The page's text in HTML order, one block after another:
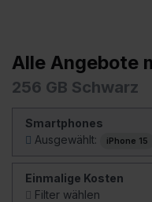
Alle Angebote
256 GB Schwarz
Smartphones
Ausgewählt:
iPhone 15
Einmalige Kosten
Filter wählen